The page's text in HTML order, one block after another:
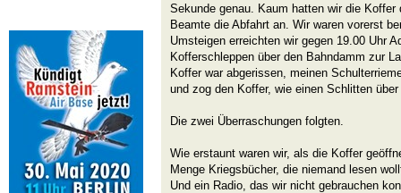
Sekunde genau. Kaum hatten wir die
Beamte die Abfahrt an. Wir waren vorerst
Umsteigen erreichten wir gegen 19.00 Uhr
Kofferschleppen über den Bahndamm zur
Koffer war abgerissen, meinen
und zog den Koffer, wie einen Schlitten
Die zwei Überraschungen folgten.
Wie erstaunt waren wir, als die Koffer
Menge Kriegsbücher, die niemand lesen
Und ein Radio, das wir nicht gebrauchen